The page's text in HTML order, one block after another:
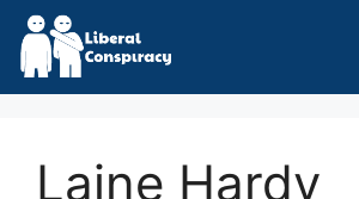
Skip
content
Laine Hardy